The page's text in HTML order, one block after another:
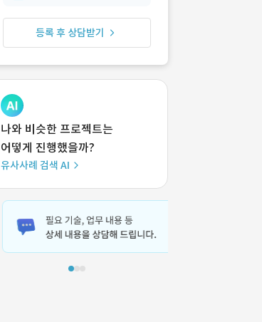
등록 후 상담받기
나와 비슷한 프로젝트는
어떻게 진행했을까?
유사사례 검색 AI